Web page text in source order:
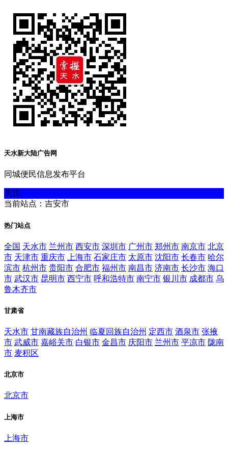
天水新大陆广告网
同城便民信息发布平台
关注
当前站点：吉安市
热门站点
全国 天水市 兰州市 西安市 深圳市 广州市 郑州市 南京市 北京
市 天津市 重庆市 上海市 石家庄市 太原市 沈阳市 长春市 哈尔
滨市 杭州市 贵阳市 合肥市 福州市 南昌市 济南市 长沙市 海口
市 武汉市 昆明市 西宁市 呼和浩特市 南宁市 银川市 成都市 乌
鲁木齐市
甘肃省
天水市 甘南藏族自治州 临夏回族自治州 定西市 酒泉市 张掖
市 武威市 嘉峪关市 白银市 金昌市 庆阳市 兰州市 平凉市 陇南
市 麦积区
北京市
北京市
上海市
上海市